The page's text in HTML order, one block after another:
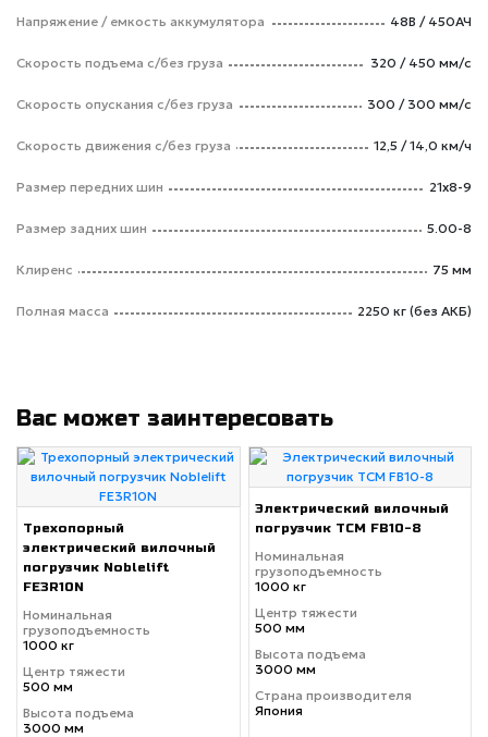
Напряжение / емкость аккумулятора 48В / 450АЧ
Скорость подъема с/без груза 320 / 450 мм/с
Скорость опускания c/без груза 300 / 300 мм/с
Скорость движения c/без груза 12,5 / 14,0 км/ч
Размер передних шин 21х8-9
Размер задних шин 5.00-8
Клиренс 75 мм
Полная масса 2250 кг (без АКБ)
Вас может заинтересовать
Трехопорный
электрический вилочный
погрузчик Noblelift
FE3R10N
Номинальная
грузоподъемность
1000 кг
Центр тяжести
500 мм
Высота подъема
3000 мм
Электрический вилочный
погрузчик TCM FB10-8
Номинальная
грузоподъемность
1000 кг
Центр тяжести
500 мм
Высота подъема
3000 мм
Страна производителя
Япония